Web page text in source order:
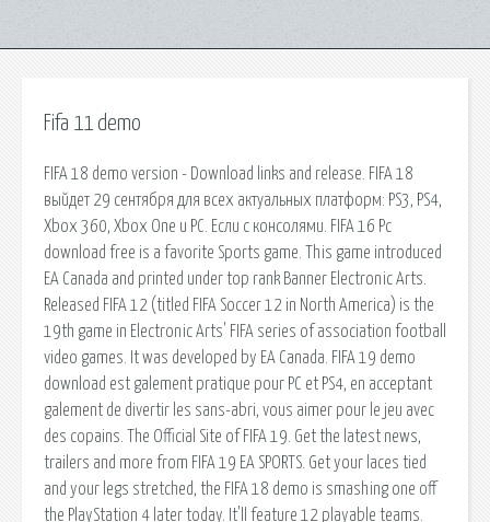
Fifa 11 demo
FIFA 18 demo version - Download links and release. FIFA 18
выйдет 29 сентября для всех актуальных платформ: PS3, PS4,
Xbox 360, Xbox One и PC. Если с консолями. FIFA 16 Pc
download free is a favorite Sports game. This game introduced
EA Canada and printed under top rank Banner Electronic Arts.
Released FIFA 12 (titled FIFA Soccer 12 in North America) is the
19th game in Electronic Arts' FIFA series of association football
video games. It was developed by EA Canada. FIFA 19 demo
download est galement pratique pour PC et PS4, en acceptant
galement de divertir les sans-abri, vous aimer pour le jeu avec
des copains. The Official Site of FIFA 19. Get the latest news,
trailers and more from FIFA 19 EA SPORTS. Get your laces tied
and your legs stretched, the FIFA 18 demo is smashing one off
the PlayStation 4 later today. It'll feature 12 playable teams.